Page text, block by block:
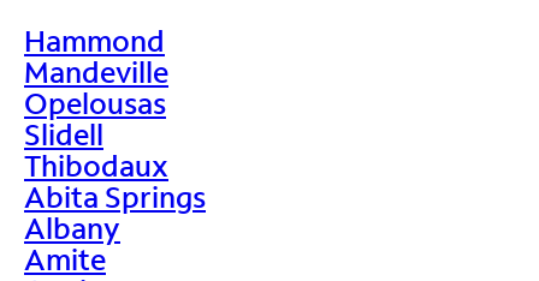
Hammond
Mandeville
Opelousas
Slidell
Thibodaux
Abita Springs
Albany
Amite